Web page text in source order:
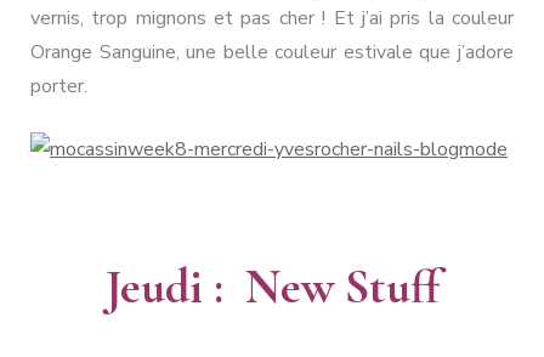
vernis, trop mignons et pas cher ! Et j’ai pris la couleur
Orange Sanguine, une belle couleur estivale que j’adore
porter.
Jeudi : New Stuff